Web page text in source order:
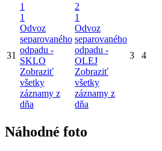
31
1
1
Odvoz
separovaného
odpadu -
SKLO
Zobraziť
všetky
záznamy z
dňa
2
1
Odvoz
separovaného
odpadu -
OLEJ
Zobraziť
všetky
záznamy z
dňa
3 4
Náhodné foto